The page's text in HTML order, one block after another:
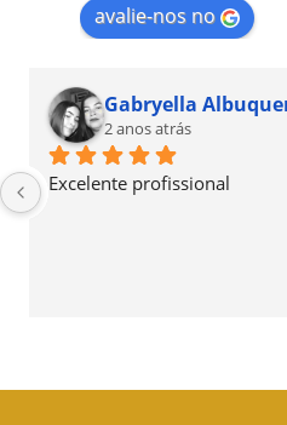
avalie-nos no
Gabryella
2 anos atrás
Excelente profissional